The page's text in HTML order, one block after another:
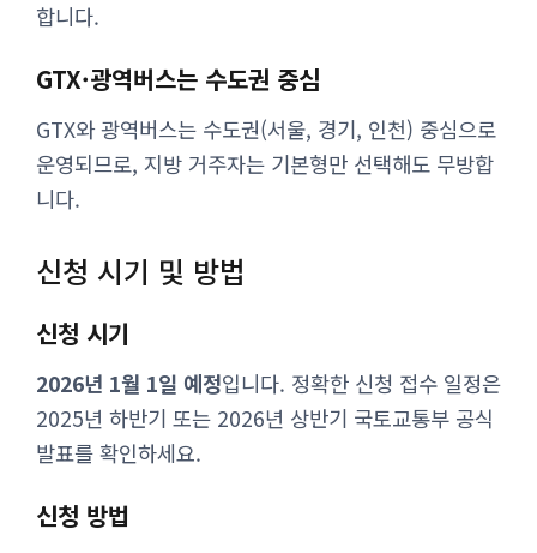
합니다.
GTX·광역버스는 수도권 중심
GTX와 광역버스는 수도권(서울, 경기, 인천) 중심으로
운영되므로, 지방 거주자는 기본형만 선택해도 무방합
니다.
신청 시기 및 방법
신청 시기
2026년 1월 1일 예정입니다. 정확한 신청 접수 일정은
2025년 하반기 또는 2026년 상반기 국토교통부 공식
발표를 확인하세요.
신청 방법